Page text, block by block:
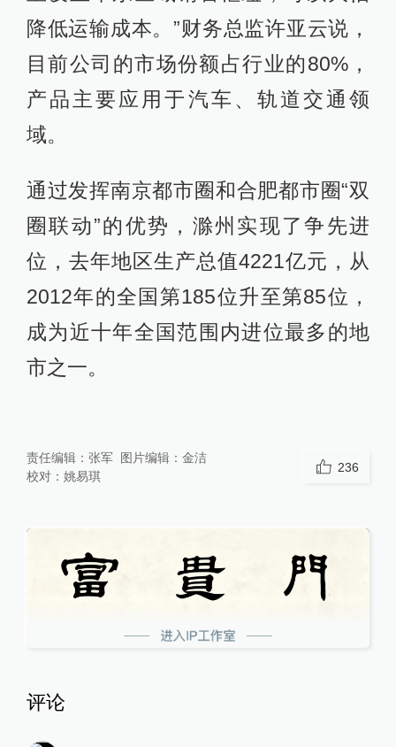
降低运输成本。”财务总监许亚云说，
目前公司的市场份额占行业的80%，
产品主要应用于汽车、轨道交通领
域。
通过发挥南京都市圈和合肥都市圈“双
圈联动”的优势，滁州实现了争先进
位，去年地区生产总值4221亿元，从
2012年的全国第185位升至第85位，
成为近十年全国范围内进位最多的地
市之一。
责任编辑： 张军 图片编辑： 金洁
校对： 姚易琪
236
评论